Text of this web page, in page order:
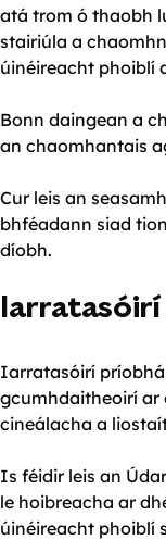
atá trom ó thaobh
stairiúla a
úinéireacht phoiblí
Bonn daingean a
an chaomhantais
Cur leis an
bhféadann siad
díobh.
Iarratasóirí
Iarratasóirí
gcumhdaitheoirí ar
cineálacha a
Is féidir leis an
le hoibreacha ar
úinéireacht phoiblí